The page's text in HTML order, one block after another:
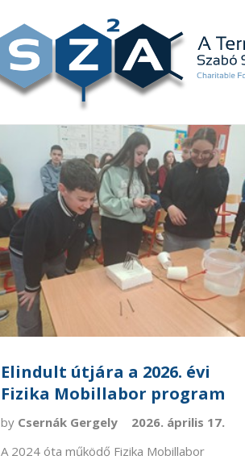
Elindult útjára a 2026. évi
Fizika Mobillabor program
by Csernák Gergely
2026. április 17.
A 2024 óta működő Fizika Mobillabor